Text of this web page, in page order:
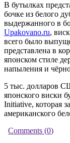
В бутылках
бочке из белого
выдержанного в
Upakovano.ru,
всего было
представлена в
японском стиле
напыления и
5 тыс. долларов
японского виски
Initiative, которая
американского
Comments (0)